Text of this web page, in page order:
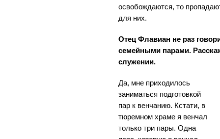
освобождаются, то
для них.
Отец Флавиан не раз
семейными парами.
служении.
Да, мне приходилось
заниматься подготовкой
пар к венчанию. Кстати, в
тюремном храме я венчал
только три пары. Одна